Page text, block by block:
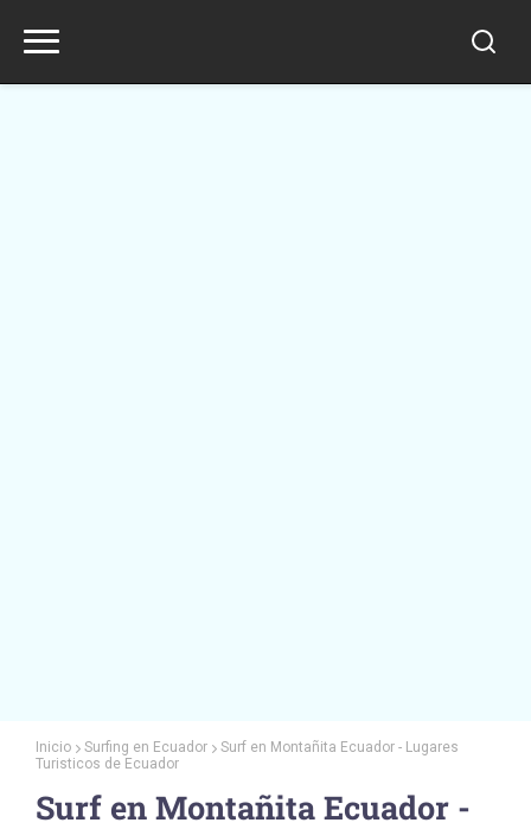
Inicio Surfing en Ecuador
Surf en Montañita Ecuador - Lugares
Turisticos de Ecuador
Surf en Montañita Ecuador -